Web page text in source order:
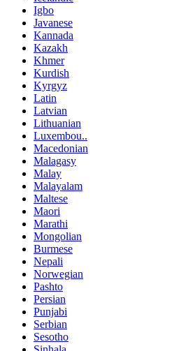
Igbo
Javanese
Kannada
Kazakh
Khmer
Kurdish
Kyrgyz
Latin
Latvian
Lithuanian
Luxembou..
Macedonian
Malagasy
Malay
Malayalam
Maltese
Maori
Marathi
Mongolian
Burmese
Nepali
Norwegian
Pashto
Persian
Punjabi
Serbian
Sesotho